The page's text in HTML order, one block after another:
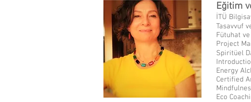
Eğitim
İTÜ
Tasavvuf
Fütuhat ve
Project
Spiritüel
Energy
Certified
Eco